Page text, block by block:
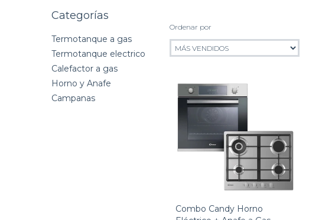
Categorías
Termotanque a gas
Termotanque electrico
Calefactor a gas
Horno y Anafe
Campanas
Ordenar por
Combo Candy Horno